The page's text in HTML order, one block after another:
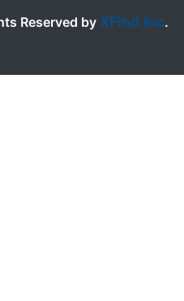
Reserved by XFind.inc.